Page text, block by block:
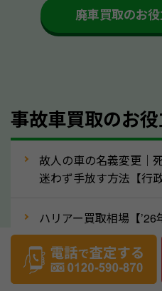
大きな汚れがない限り必
するケースは少ないため
あるため、まずは高知県の
てお気軽にご相談ください
⑥車の需要が高まる
高価買取のポイント
買取依頼をするのもポイ
時期と低い時期があり、
めになる可能性もありま
廃車買取のお
事故車買取のお
故人の車の名義変更｜
迷わず手放す方法【行
ハリアー買取相場【
叩かれずに輸出で高く
ヴェルファイア買取相